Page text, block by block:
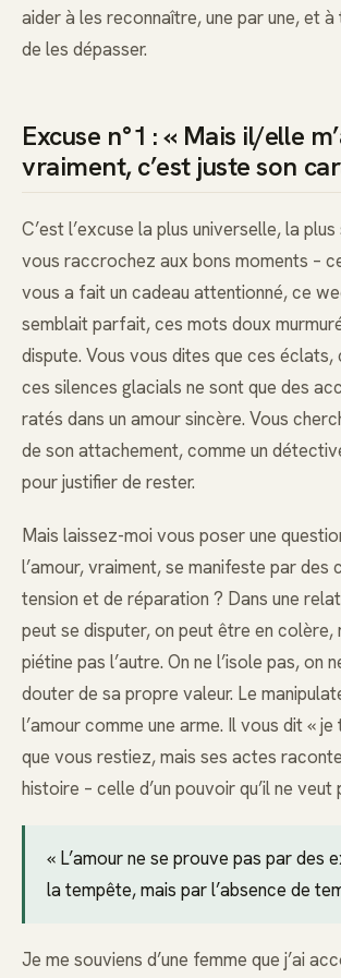
aider à les reconnaître, une par une, et
de les dépasser.
Excuse n°1 : « Mais il/elle
vraiment, c’est juste son
C’est l’excuse la plus universelle, la
vous raccrochez aux bons moments –
vous a fait un cadeau attentionné, ce
semblait parfait, ces mots doux
dispute. Vous vous dites que ces éclats,
ces silences glacials ne sont que des
ratés dans un amour sincère. Vous
de son attachement, comme un
pour justifier de rester.
Mais laissez-moi vous poser une
l’amour, vraiment, se manifeste par des
tension et de réparation ? Dans une
peut se disputer, on peut être en colère,
piétine pas l’autre. On ne l’isole pas, on
douter de sa propre valeur. Le
l’amour comme une arme. Il vous dit « je
que vous restiez, mais ses actes
histoire – celle d’un pouvoir qu’il ne veut
« L’amour ne se prouve pas par des
la tempête, mais par l’absence de
Je me souviens d’une femme que j’ai